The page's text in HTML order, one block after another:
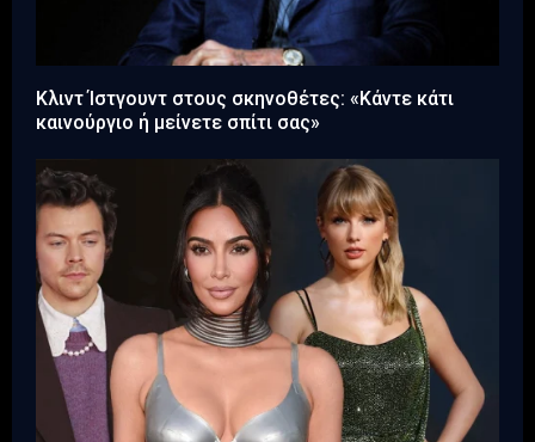
Κλιντ Ίστγουντ στους σκηνοθέτες: «Κάντε κάτι
καινούργιο ή μείνετε σπίτι σας»